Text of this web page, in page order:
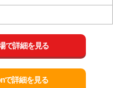
で詳細を見る
で詳細を見る